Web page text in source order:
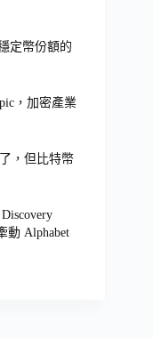
定幣份額的
，加密產業
，但比特幣
動 Alphabet